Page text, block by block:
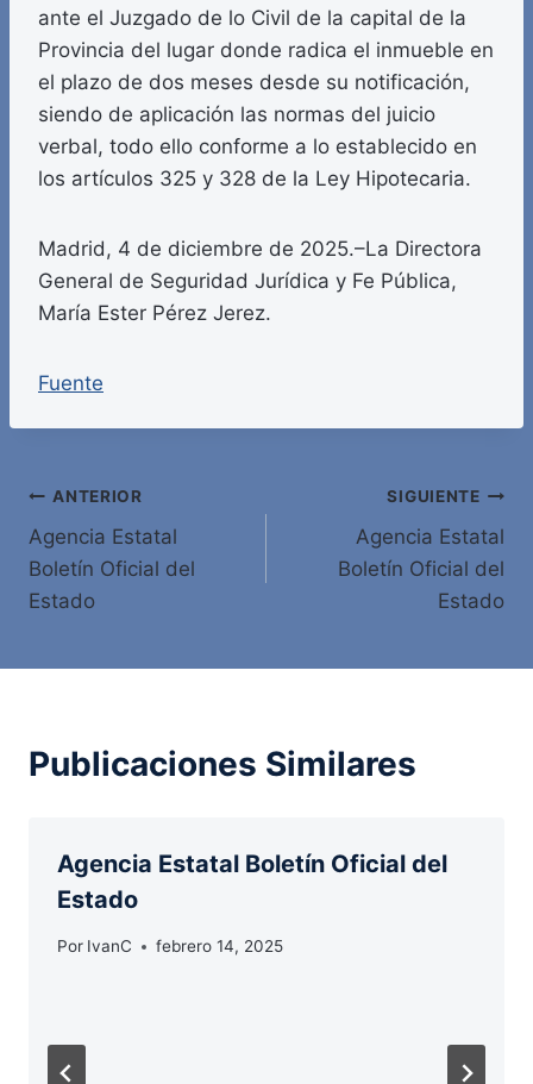
ante el Juzgado de lo Civil de la capital de la
Provincia del lugar donde radica el inmueble en
el plazo de dos meses desde su notificación,
siendo de aplicación las normas del juicio
verbal, todo ello conforme a lo establecido en
los artículos 325 y 328 de la Ley Hipotecaria.
Madrid, 4 de diciembre de 2025.–La Directora
General de Seguridad Jurídica y Fe Pública,
María Ester Pérez Jerez.
Fuente
Navegación
de
entradas
ANTERIOR
Agencia Estatal
Boletín Oficial del
Estado
SIGUIENTE
Agencia Estatal
Boletín Oficial del
Estado
Publicaciones Similares
Agencia Estatal Boletín Oficial del
Estado
Por IvanC febrero 14, 2025